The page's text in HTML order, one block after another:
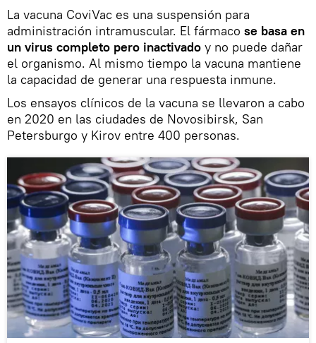
La vacuna CoviVac es una suspensión para
administración intramuscular. El fármaco se basa en
un virus completo pero inactivado y no puede dañar
el organismo. Al mismo tiempo la vacuna mantiene
la capacidad de generar una respuesta inmune.
Los ensayos clínicos de la vacuna se llevaron a cabo
en 2020 en las ciudades de Novosibirsk, San
Petersburgo y Kirov entre 400 personas.